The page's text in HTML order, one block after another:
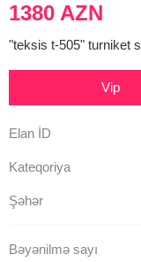
1380 AZN
"teksis t-505" turniket
Vip
Elan İD
Kateqoriya
Şəhər
Bəyənilmə sayı